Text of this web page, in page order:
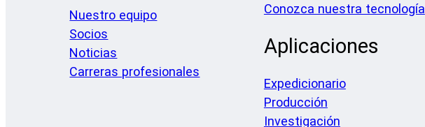
Nuestro equipo
Socios
Noticias
Carreras profesionales
Conozca nuestra tecnología
Aplicaciones
Expedicionario
Producción
Investigación